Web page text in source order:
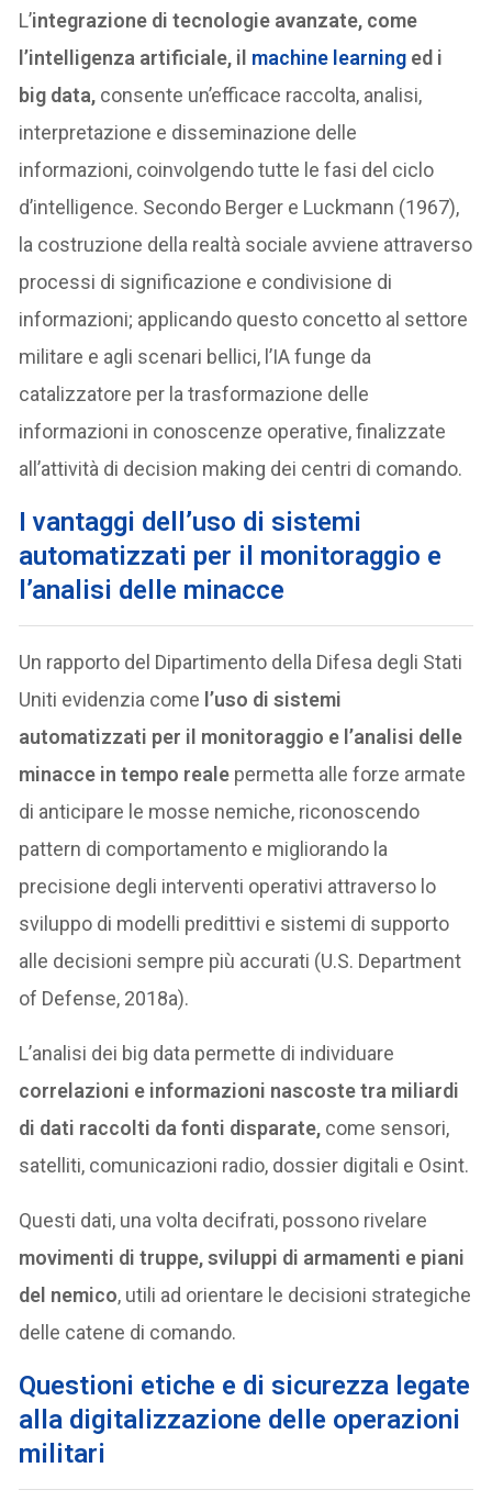
L’integrazione di tecnologie avanzate, come
l’intelligenza artificiale, il machine learning ed i
big data, consente un’efficace raccolta, analisi,
interpretazione e disseminazione delle
informazioni, coinvolgendo tutte le fasi del ciclo
d’intelligence. Secondo Berger e Luckmann (1967),
la costruzione della realtà sociale avviene attraverso
processi di significazione e condivisione di
informazioni; applicando questo concetto al settore
militare e agli scenari bellici, l’IA funge da
catalizzatore per la trasformazione delle
informazioni in conoscenze operative, finalizzate
all’attività di decision making dei centri di comando.
I vantaggi dell’uso di sistemi
automatizzati per il monitoraggio e
l’analisi delle minacce
Un rapporto del Dipartimento della Difesa degli Stati
Uniti evidenzia come l’uso di sistemi
automatizzati per il monitoraggio e l’analisi delle
minacce in tempo reale permetta alle forze armate
di anticipare le mosse nemiche, riconoscendo
pattern di comportamento e migliorando la
precisione degli interventi operativi attraverso lo
sviluppo di modelli predittivi e sistemi di supporto
alle decisioni sempre più accurati (U.S. Department
of Defense, 2018a).
L’analisi dei big data permette di individuare
correlazioni e informazioni nascoste tra miliardi
di dati raccolti da fonti disparate, come sensori,
satelliti, comunicazioni radio, dossier digitali e Osint.
Questi dati, una volta decifrati, possono rivelare
movimenti di truppe, sviluppi di armamenti e piani
del nemico, utili ad orientare le decisioni strategiche
delle catene di comando.
Questioni etiche e di sicurezza legate
alla digitalizzazione delle operazioni
militari